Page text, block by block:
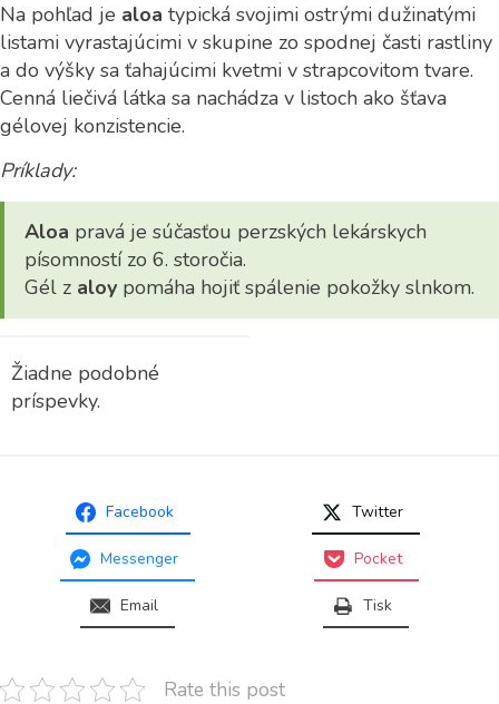
Na pohľad je aloa typická svojimi ostrými dužinatými
listami vyrastajúcimi v skupine zo spodnej časti rastliny
a do výšky sa ťahajúcimi kvetmi v strapcovitom tvare.
Cenná liečivá látka sa nachádza v listoch ako šťava
gélovej konzistencie.
Príklady:
Aloa pravá je súčasťou perzských lekárskych
písomností zo 6. storočia.
Gél z aloy pomáha hojiť spálenie pokožky slnkom.
Žiadne podobné
príspevky.
Facebook Twitter
Messenger Pocket
Email Tisk
Rate this post